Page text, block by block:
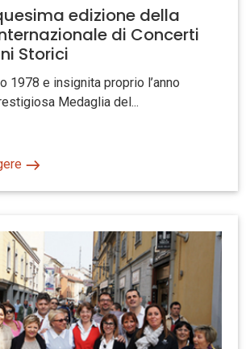
edizione della
di Concerti
Storici
1978 e insignita proprio l’anno
Medaglia del...